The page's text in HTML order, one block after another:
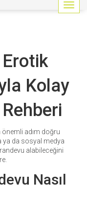
G
e
i
Erotik
Kolay
önemli adım doğru
ya da sosyal medya
alabileceğini
Nasıl